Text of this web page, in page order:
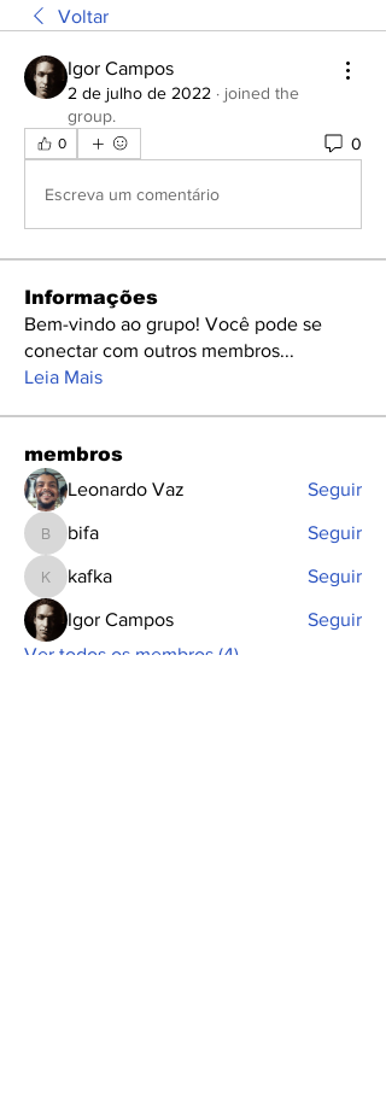
Voltar
Igor Campos
2 de julho de 2022 · joined the
group.
0 0
Escreva um comentário
Informações
Bem-vindo ao grupo! Você pode se
conectar com outros membros...
Leia Mais
membros
Leonardo Vaz
Seguir
bifa
bifa Seguir
kafka
kafka Seguir
Igor Campos
Seguir
Ver todos os membros (4)